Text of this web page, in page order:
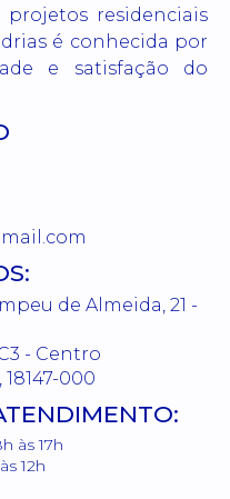
residenciais
é conhecida por
e satisfação do
de Almeida, 21 -
- Centro
000
às 17h
12h